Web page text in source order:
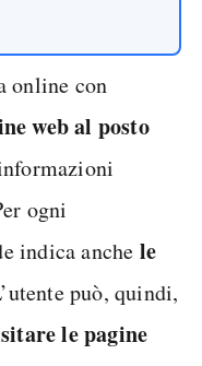
online con
web al posto
ogni
indica anche le
può, quindi,
le pagine